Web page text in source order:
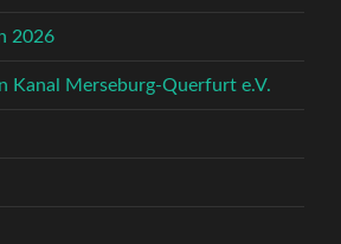
2026
Kanal Merseburg-Querfurt e.V.